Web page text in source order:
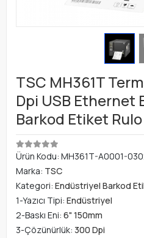
TSC MH361T
Dpi USB Ethernet
Barkod Etiket Rulo
Ürün Kodu: MH361T-A0001-
Marka: TSC
Kategori: Endüstriyel Barkod
1-Yazıcı Tipi: Endüstriyel
2-Baskı Eni: 6" 150mm
3-Çözünürlük: 300 Dpi